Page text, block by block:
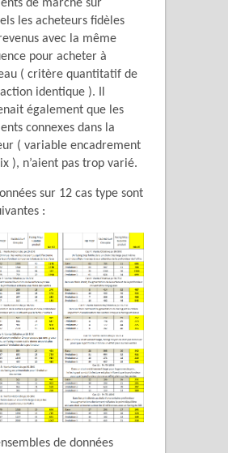
de marché sur
les acheteurs fidèles
avec la même
pour acheter à
( critère quantitatif de
identique ). Il
également que les
connexes dans la
( variable encadrement
), n’aient pas trop varié.
sur 12 cas type sont
:
de données